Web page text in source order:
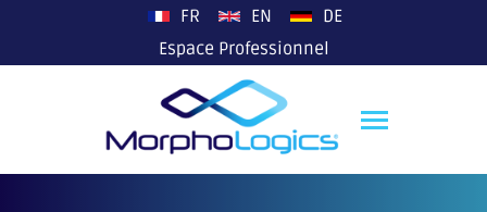
FR EN
DE
Espace Professionnel